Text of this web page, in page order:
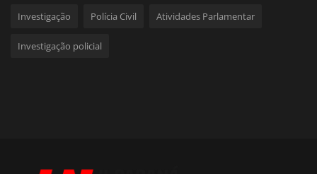
Investigação Polícia Civil Atividades Parlamentar
Investigação policial